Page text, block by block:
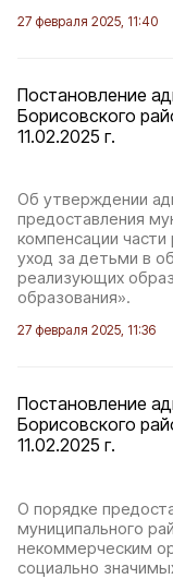
27 февраля 2025, 11:40
Постановление
Борисовского
11.02.2025 г.
Об утверждении
предоставления
компенсации
уход за детьми в
реализующих
образования».
27 февраля 2025, 11:36
Постановление
Борисовского
11.02.2025 г.
О порядке
муниципального
некоммерческим
социально